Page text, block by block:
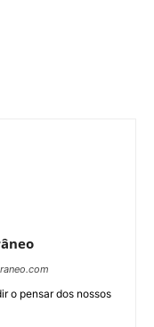
o pensar dos nossos